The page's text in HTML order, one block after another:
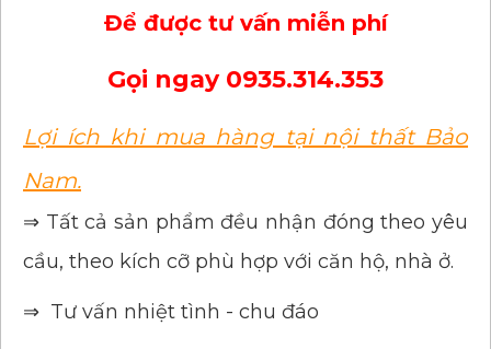
Để được tư vấn miễn phí
Gọi ngay 0935.314.353
Lợi ích khi mua hàng tại nội thất Bảo
Nam.
⇒ Tất cả sản phẩm đều nhận đóng theo yêu
cầu, theo kích cỡ phù hợp với căn hộ, nhà ở.
⇒ Tư vấn nhiệt tình - chu đáo